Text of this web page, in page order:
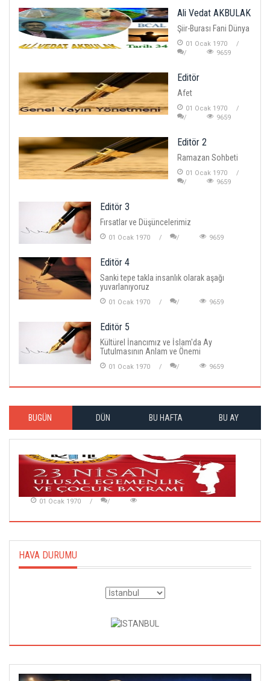
Ali Vedat AKBULAK
Şiir-Burası Fani Dünya
01 Ocak 1970
9659
Editör
Afet
01 Ocak 1970
9659
Editör 2
Ramazan Sohbeti
01 Ocak 1970
9659
Editör 3
Fırsatlar ve Düşüncelerimiz
01 Ocak 1970 9659
Editör 4
Sanki tepe takla insanlık olarak aşağı
yuvarlanıyoruz
01 Ocak 1970 9659
Editör 5
Kültürel İnancımız ve İslam'da Ay
Tutulmasının Anlam ve Önemi
01 Ocak 1970 9659
BUGÜN DÜN BU HAFTA BU AY
01 Ocak 1970
HAVA DURUMU